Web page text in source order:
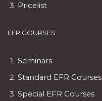
Pricelist
EFR COURSES
Seminars
Standard EFR Courses
Special EFR Courses